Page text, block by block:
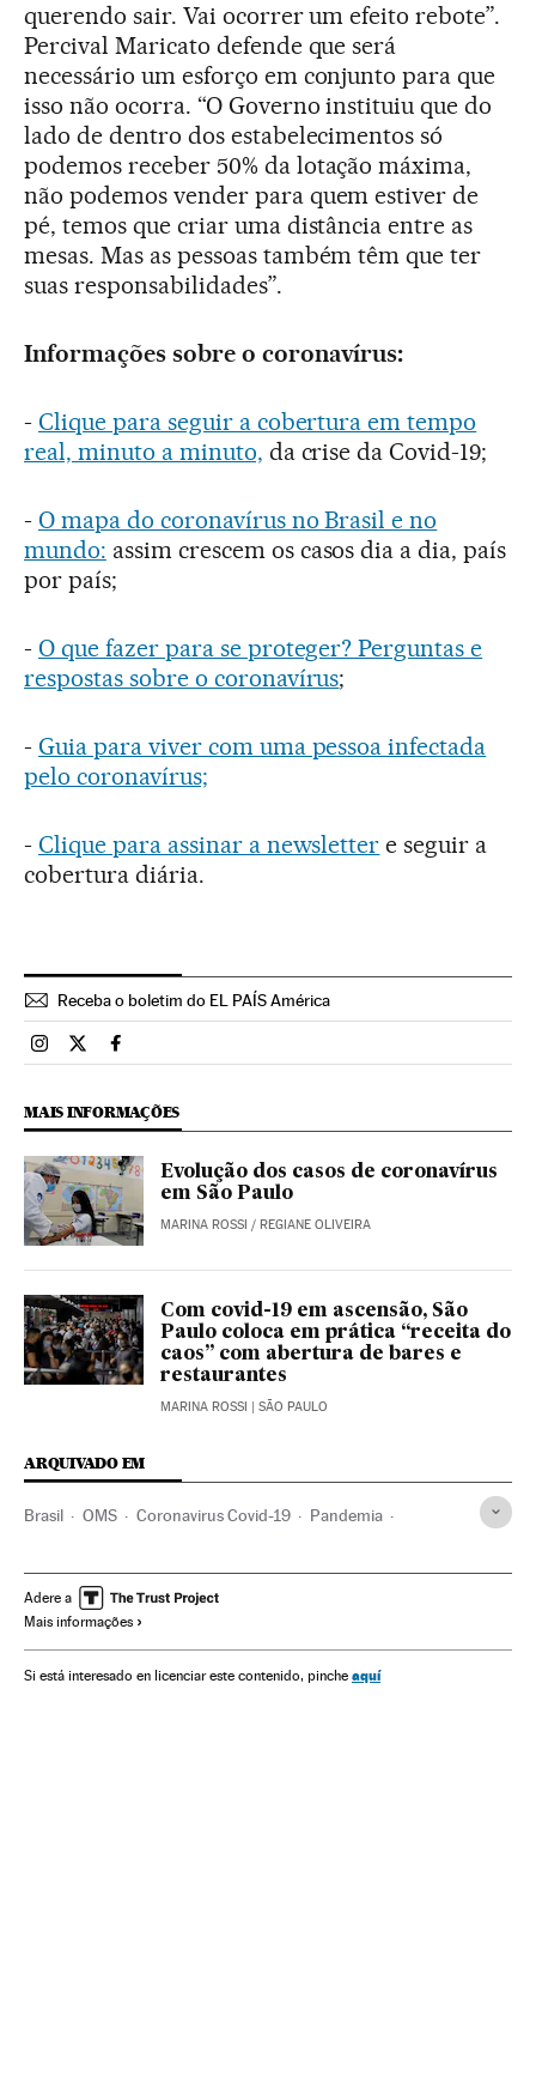
querendo sair. Vai ocorrer um efeito rebote”.
Percival Maricato defende que será
necessário um esforço em conjunto para que
isso não ocorra. “O Governo instituiu que do
lado de dentro dos estabelecimentos só
podemos receber 50% da lotação máxima,
não podemos vender para quem estiver de
pé, temos que criar uma distância entre as
mesas. Mas as pessoas também têm que ter
suas responsabilidades”.
Informações sobre o coronavírus:
- Clique para seguir a cobertura em tempo
real, minuto a minuto, da crise da Covid-19;
- O mapa do coronavírus no Brasil e no
mundo: assim crescem os casos dia a dia, país
por país;
- O que fazer para se proteger? Perguntas e
respostas sobre o coronavírus;
- Guia para viver com uma pessoa infectada
pelo coronavírus;
- Clique para assinar a newsletter e seguir a
cobertura diária.
Receba o boletim do EL PAÍS América
Brasil El País Brasil en Instagram
Brasil El País Brasil en Twitter
Brasil El País Brasil en Facebook
MAIS INFORMAÇÕES
Evolução dos casos de coronavírus
em São Paulo
MARINA ROSSI / REGIANE OLIVEIRA
Com covid-19 em ascensão, São
Paulo coloca em prática “receita do
caos” com abertura de bares e
restaurantes
MARINA ROSSI | SÃO PAULO
ARQUIVADO EM
Brasil OMS Coronavirus Covid-19 Pandemia
Ministério Saúde São Paulo
Bruno Covas
Adere a
Mais informações
Si está interesado en licenciar este contenido, pinche aquí